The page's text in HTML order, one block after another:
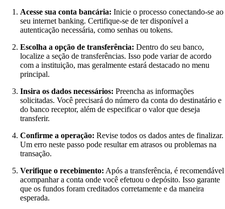
Acesse sua conta bancária: Inicie o processo conectando-se ao
seu internet banking. Certifique-se de ter disponível a
autenticação necessária, como senhas ou tokens.
Escolha a opção de transferência: Dentro do seu banco,
localize a seção de transferências. Isso pode variar de acordo
com a instituição, mas geralmente estará destacado no menu
principal.
Insira os dados necessários: Preencha as informações
solicitadas. Você precisará do número da conta do destinatário e
do banco receptor, além de especificar o valor que deseja
transferir.
Confirme a operação: Revise todos os dados antes de finalizar.
Um erro neste passo pode resultar em atrasos ou problemas na
transação.
Verifique o recebimento: Após a transferência, é recomendável
acompanhar a conta onde você efetuou o depósito. Isso garante
que os fundos foram creditados corretamente e da maneira
esperada.